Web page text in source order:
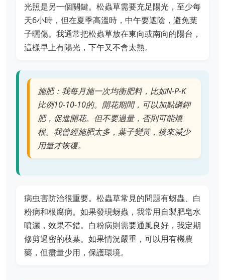
光照是另一個關鍵。松蟲草需要充足陽光，至少每
天6小時，但在夏季高溫時，中午要遮陰，避免葉
子曬傷。我通常把松蟲草放在東向或南向的陽台，
這樣早上有陽光，下午又不會太熱。
施肥：我每月施一次均衡肥料，比如N-P-K
比例10-10-10的。開花期間，可以加點磷鉀
肥，促進開花。但不要過量，否則可能燒
根。我曾經施肥太多，葉子變黃，後來減少
用量才恢復。
病虫害防治很重要。松蟲草常見的問題有蚜蟲、白
粉病和根腐病。如果發現蚜蟲，我常用自製肥皂水
噴灑，效果不錯。白粉病則需要通風良好，我定期
修剪過密的枝葉。如果情況嚴重，可以用有機農
藥，但盡量少用，保護環境。